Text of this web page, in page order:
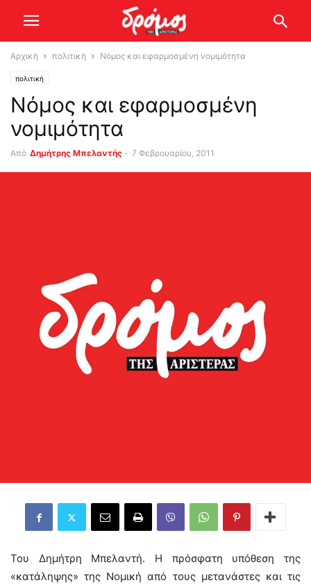
Αρχική πολιτική Νόμος και εφαρμοσμένη νομιμότητα
πολιτική
Νόμος και εφαρμοσμένη
νομιμότητα
Από Δημήτρης Μπελαντής - 7 Φεβρουαρίου, 2011
Του Δημήτρη Μπελαντή. Η πρόσφατη υπόθεση της
«κατάληψης» της Νομική από τους μετανάστες και τις